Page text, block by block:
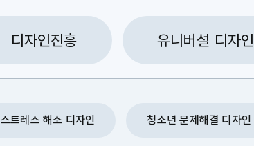
스트레스 해소 디자인 청소년 문제해결 디자인
디자인진흥 유니버설 디자인